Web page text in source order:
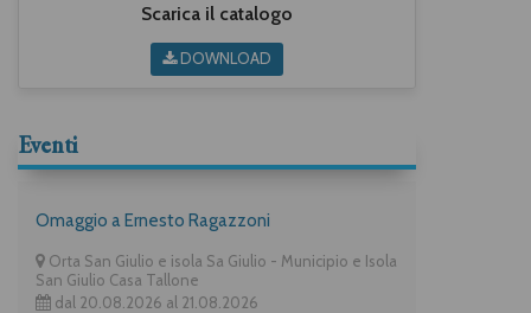
Scarica il catalogo
DOWNLOAD
Eventi
Omaggio a Ernesto Ragazzoni
Orta San Giulio e isola Sa Giulio - Municipio e Isola
San Giulio Casa Tallone
dal 20.08.2026 al 21.08.2026